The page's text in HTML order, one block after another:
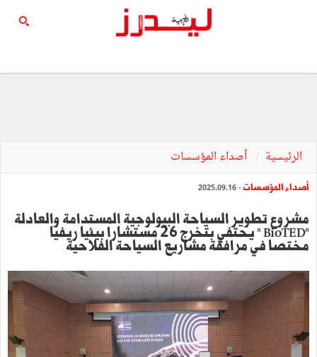
الرئيسية أصداء المؤسسات
أصداء المؤسسات- 2025.09.16
مشروع تطوير السياحة البيولوجية المستدامة والعادلة
"BioTED " يحتفي بتخرج 26 مستشارا بيئيا ريفيا
مختصا في مرافقة مشاريع السياحة الفلاحية